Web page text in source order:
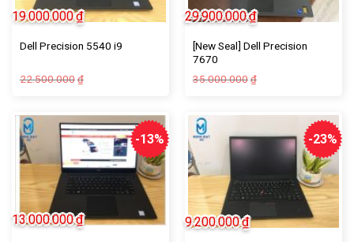
Dell Precision 5540 i9
22.500.000 ₫
19.000.000₫
[New Seal] Dell Precision
7670
35.000.000 ₫
29.900.000₫
-13%
13.000.000₫
-23%
9.200.000₫